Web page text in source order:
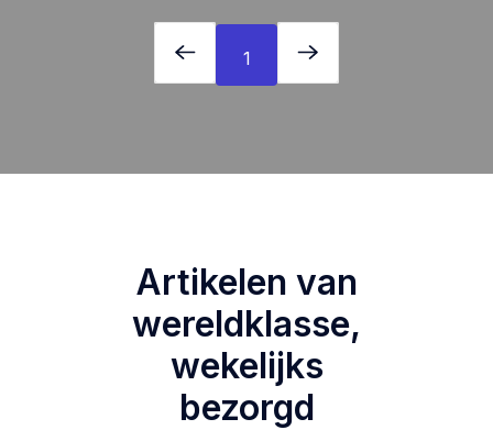
1
Artikelen van
wereldklasse,
wekelijks
bezorgd